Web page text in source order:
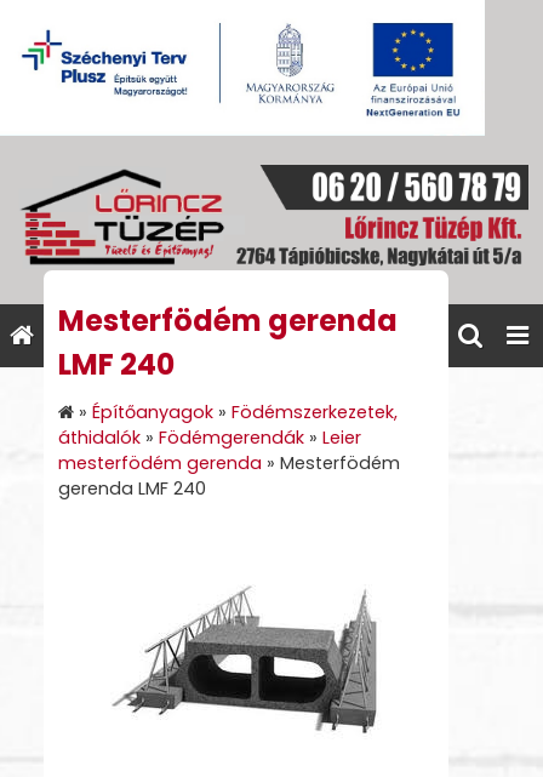
Mesterfödém gerenda
LMF 240
» Építőanyagok » Födémszerkezetek,
áthidalók » Födémgerendák » Leier
mesterfödém gerenda » Mesterfödém
gerenda LMF 240